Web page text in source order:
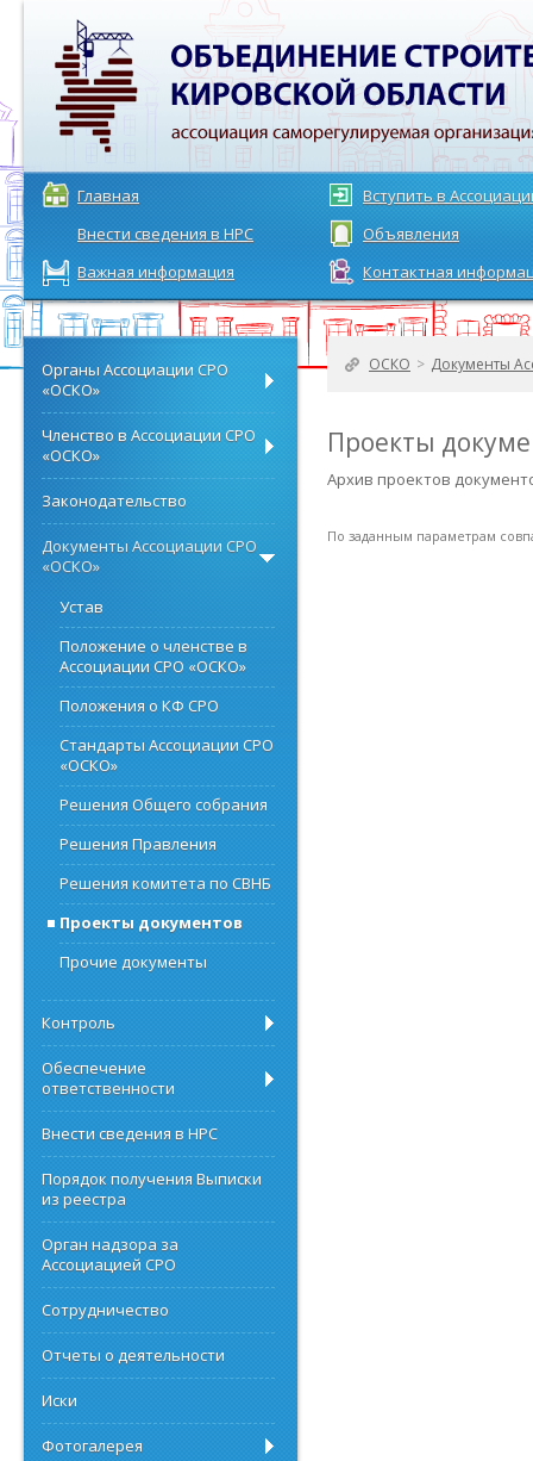
Главная
Вступить в
Внести сведения в НРС
Объявления
Важная информация
Контактная
ОСКО > Документы
Проекты
Архив проектов
По заданным параметрам
Органы Ассоциации СРО
«ОСКО»
Членство в Ассоциации СРО
«ОСКО»
Законодательство
Документы Ассоциации СРО
«ОСКО»
Устав
Положение о членстве в
Ассоциации СРО «ОСКО»
Положения о КФ СРО
Стандарты Ассоциации СРО
«ОСКО»
Решения Общего собрания
Решения Правления
Решения комитета по СВНБ
Проекты документов
Прочие документы
Контроль
Обеспечение
ответственности
Внести сведения в НРС
Порядок получения Выписки
из реестра
Орган надзора за
Ассоциацией СРО
Сотрудничество
Отчеты о деятельности
Иски
Фотогалерея